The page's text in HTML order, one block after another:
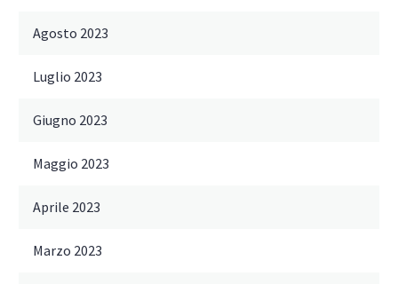
Agosto 2023
Luglio 2023
Giugno 2023
Maggio 2023
Aprile 2023
Marzo 2023